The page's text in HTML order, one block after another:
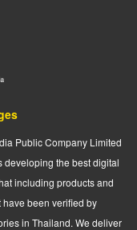
Public Company Limited
developing the best digital
including products and
been verified by
in Thailand. We deliver